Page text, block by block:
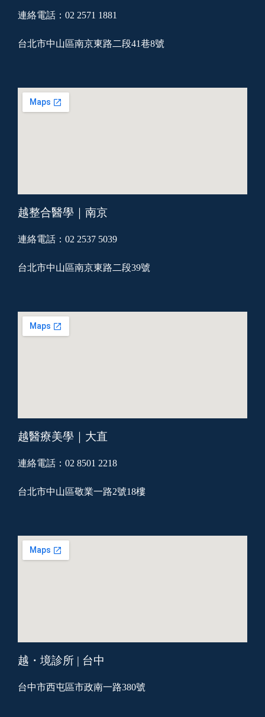
連絡電話：02 2571 1881
台北市中山區南京東路二段41巷8號
越整合醫學｜南京
連絡電話：02 2537 5039
台北市中山區南京東路二段39號
越醫療美學｜大直
連絡電話：02 8501 2218
台北市中山區敬業一路2號18樓
越・境診所 | 台中
台中市西屯區市政南一路380號